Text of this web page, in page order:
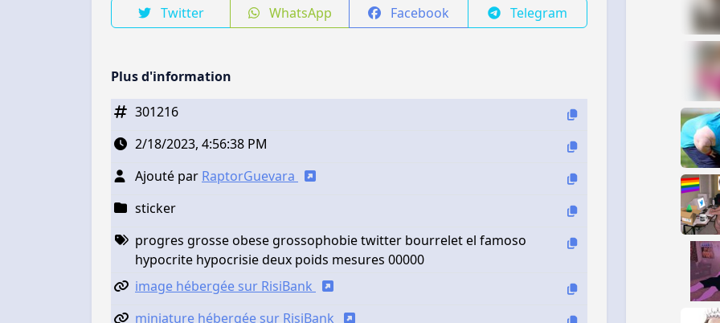
Twitter WhatsApp Facebook Telegram
Plus d'information
301216
2/18/2023, 4:56:38 PM
Ajouté par RaptorGuevara
sticker
progres grosse obese grossophobie twitter bourrelet el famoso
hypocrite hypocrisie deux poids mesures 00000
image hébergée sur RisiBank
miniature hébergée sur RisiBank